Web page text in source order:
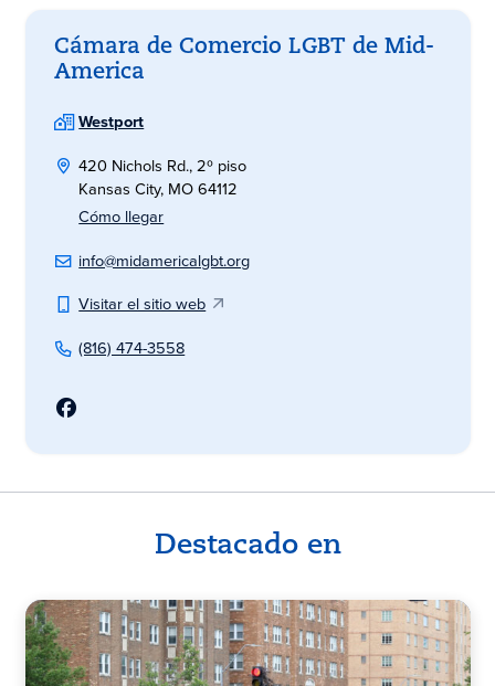
Cámara de Comercio LGBT de Mid-
America
Westport
420 Nichols Rd., 2º piso
Kansas City, MO 64112
Cómo llegar
info@midamericalgbt.org
Visitar el sitio web
(816) 474-3558
Destacado en